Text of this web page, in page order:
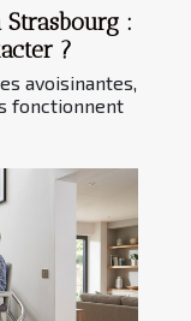
:
?
avoisinantes,
fonctionnent